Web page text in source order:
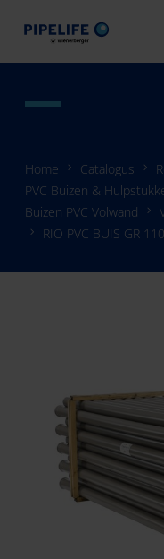
Home Catalogus
PVC Buizen &
Buizen PVC Volwand
RIO PVC BUIS GR